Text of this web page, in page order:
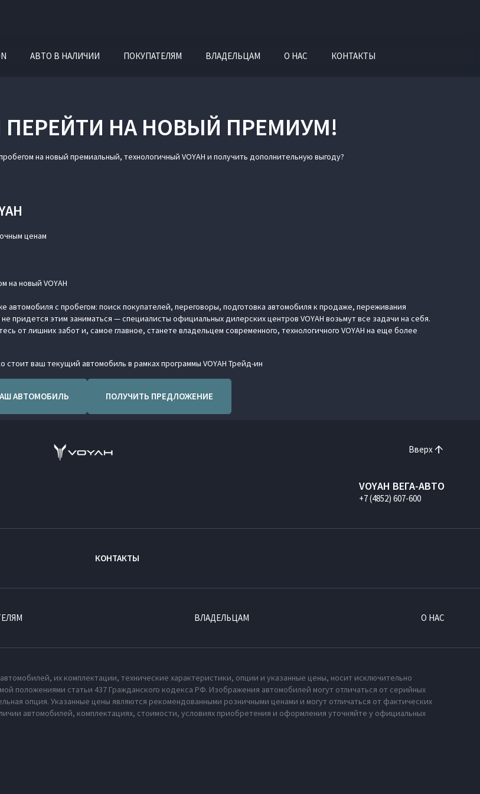
АВТО В НАЛИЧИИ ПОКУПАТЕЛЯМ ВЛАДЕЛЬЦАМ О НАС КОНТАКТЫ
НА НОВЫЙ ПРЕМИУМ!
на новый премиальный, технологичный VOYAH и получить дополнительную выгоду?
ценам
на новый VOYAH
с пробегом: поиск покупателей, переговоры, подготовка автомобиля к продаже, переживания
придется этим заниматься — специалисты официальных дилерских центров VOYAH возьмут все задачи на себя.
от лишних забот и, самое главное, станете владельцем современного, технологичного VOYAH на еще более
ваш текущий автомобиль в рамках программы VOYAH Трейд-ин
АВТОМОБИЛЬ ПОЛУЧИТЬ ПРЕДЛОЖЕНИЕ
Вверх
VOYAH ВЕГА-АВТО
+7 (4852) 607-600
КОНТАКТЫ
ВЛАДЕЛЬЦАМ О НАС
их комплектации, технические характеристики, опции и указанные цены, носит исключительно
положениями статьи 437 Гражданского кодекса РФ. Изображения автомобилей могут отличаться от серийных
опция. Указанные цены являются рекомендованными розничными ценами и могут отличаться от фактических
автомобилей, комплектациях, стоимости, условиях приобретения и оформления уточняйте у официальных